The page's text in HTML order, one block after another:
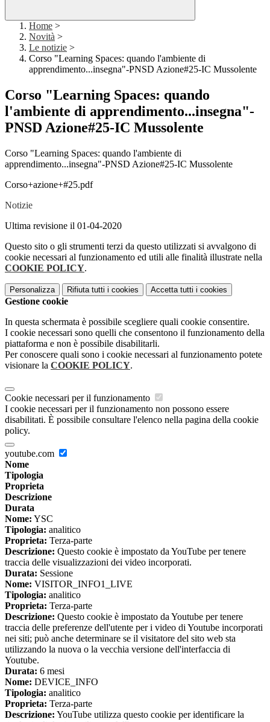
Home >
Novità >
Le notizie >
Corso "Learning Spaces: quando l'ambiente di
apprendimento...insegna"-PNSD Azione#25-IC Mussolente
Corso "Learning Spaces: quando
l'ambiente di apprendimento...insegna"-
PNSD Azione#25-IC Mussolente
Corso "Learning Spaces: quando l'ambiente di
apprendimento...insegna"-PNSD Azione#25-IC Mussolente
Corso+azione+#25.pdf
Notizie
Ultima revisione il 01-04-2020
Questo sito o gli strumenti terzi da questo utilizzati si avvalgono di
cookie necessari al funzionamento ed utili alle finalità illustrate nella
COOKIE POLICY.
Personalizza Rifiuta tutti i cookies Accetta tutti i cookies
Gestione cookie
In questa schermata è possibile scegliere quali cookie consentire.
I cookie necessari sono quelli che consentono il funzionamento della
piattaforma e non è possibile disabilitarli.
Per conoscere quali sono i cookie necessari al funzionamento potete
visionare la COOKIE POLICY.
Cookie necessari per il funzionamento
I cookie necessari per il funzionamento non possono essere
disabilitati. È possibile consultare l'elenco nella pagina della cookie
policy.
youtube.com
Nome
Tipologia
Proprieta
Descrizione
Durata
Nome: YSC
Tipologia: analitico
Proprieta: Terza-parte
Descrizione: Questo cookie è impostato da YouTube per tenere
traccia delle visualizzazioni dei video incorporati.
Durata: Sessione
Nome: VISITOR_INFO1_LIVE
Tipologia: analitico
Proprieta: Terza-parte
Descrizione: Questo cookie è impostato da Youtube per tenere
traccia delle preferenze dell'utente per i video di Youtube incorporati
nei siti; può anche determinare se il visitatore del sito web sta
utilizzando la nuova o la vecchia versione dell'interfaccia di
Youtube.
Durata: 6 mesi
Nome: DEVICE_INFO
Tipologia: analitico
Proprieta: Terza-parte
Descrizione: YouTube utilizza questo cookie per identificare la